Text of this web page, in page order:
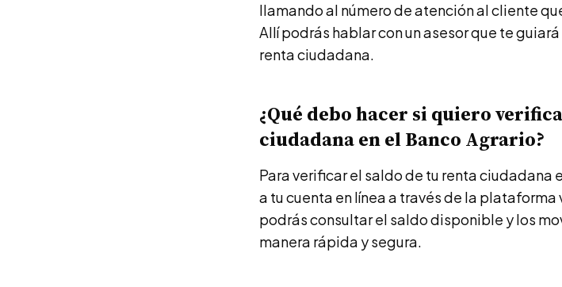
llamando al número de atención al cliente
Allí podrás hablar con un asesor que te
renta ciudadana.
¿Qué debo hacer si quiero
ciudadana en el Banco Agrario?
Para verificar el saldo de tu renta ciudadana
a tu cuenta en línea a través de la
podrás consultar el saldo disponible y los
manera rápida y segura.